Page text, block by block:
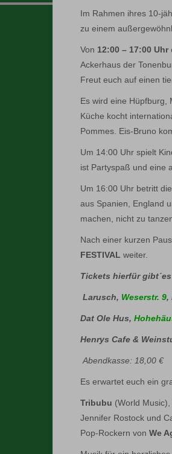
Im Rahmen ihres 10-
zu einem
Von 12:00 – 17:00 Uhr
Ackerhaus der
Freut euch auf einen
Es wird eine Hüpfburg,
Küche kocht
Pommes. Eis-Bruno
Um 14:00 Uhr spielt
ist Partyspaß und eine
Um 16:00 Uhr betritt
aus Spanien, England
machen, nicht zu
Nach einer kurzen
FESTIVAL weiter.
Tickets hierfür
Larusch, Weserstr. 9,
Dat Ole Hus,
Henrys Cafe &
Abendkasse: 18,00 €
Es erwartet euch ein
Tribubu (World Music),
Jennifer Rostock und
Pop-Rockern von We